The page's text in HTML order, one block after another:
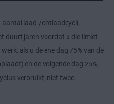
aantal laad-/ontlaadcycli,
duurt jaren voordat u die limiet
als u de ene dag 75% van de
en de volgende dag 25%,
verbruikt, niet twee.